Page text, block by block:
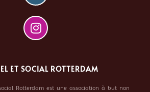
ET SOCIAL ROTTERDAM
Rotterdam est une association à but non